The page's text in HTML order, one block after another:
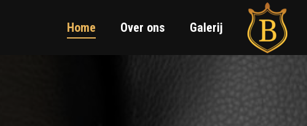
Home Over ons Galerij